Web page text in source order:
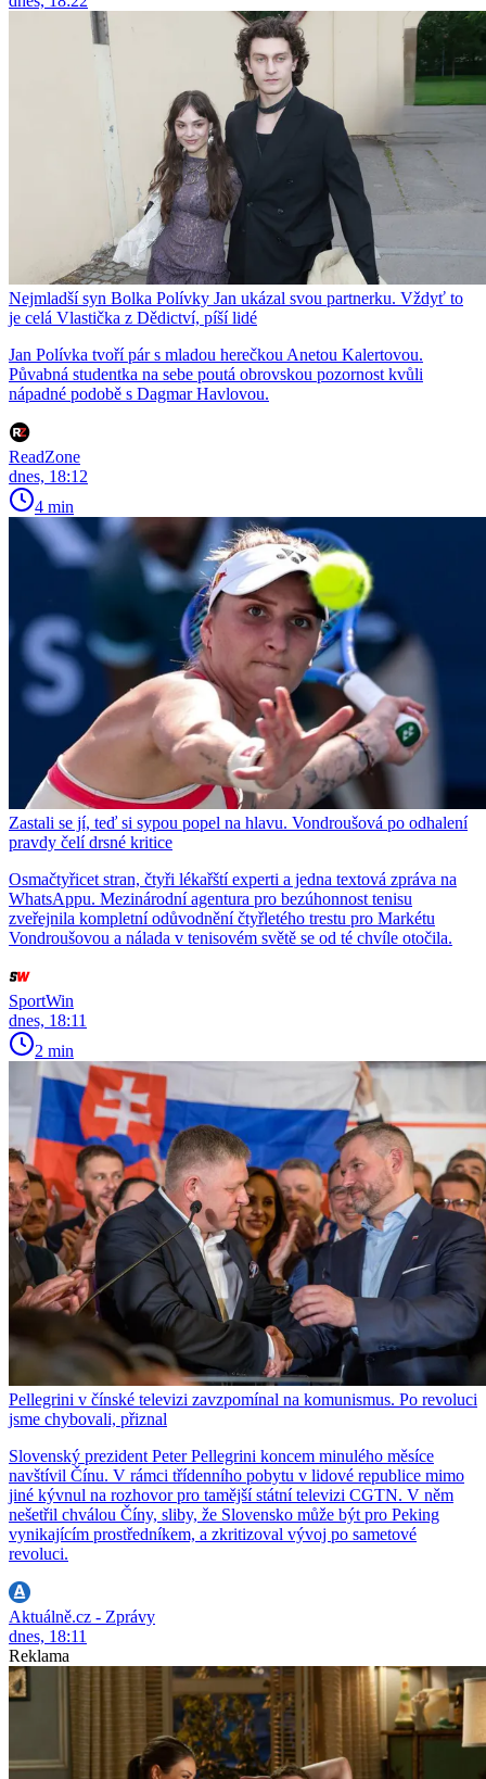
Nejmladší syn Bolka Polívky Jan ukázal svou partnerku. Vždyť to
je celá Vlastička z Dědictví, píší lidé
Jan Polívka tvoří pár s mladou herečkou Anetou Kalertovou.
Půvabná studentka na sebe poutá obrovskou pozornost kvůli
nápadné podobě s Dagmar Havlovou.
ReadZone
dnes, 18:12
4 min
Zastali se jí, teď si sypou popel na hlavu. Vondroušová po odhalení
pravdy čelí drsné kritice
Osmačtyřicet stran, čtyři lékařští experti a jedna textová zpráva na
WhatsAppu. Mezinárodní agentura pro bezúhonnost tenisu
zveřejnila kompletní odůvodnění čtyřletého trestu pro Markétu
Vondroušovou a nálada v tenisovém světě se od té chvíle otočila.
SportWin
dnes, 18:11
2 min
Pellegrini v čínské televizi zavzpomínal na komunismus. Po revoluci
jsme chybovali, přiznal
Slovenský prezident Peter Pellegrini koncem minulého měsíce
navštívil Čínu. V rámci třídenního pobytu v lidové republice mimo
jiné kývnul na rozhovor pro tamější státní televizi CGTN. V něm
nešetřil chválou Číny, sliby, že Slovensko může být pro Peking
vynikajícím prostředníkem, a zkritizoval vývoj po sametové
revoluci.
Aktuálně.cz - Zprávy
dnes, 18:11
Reklama